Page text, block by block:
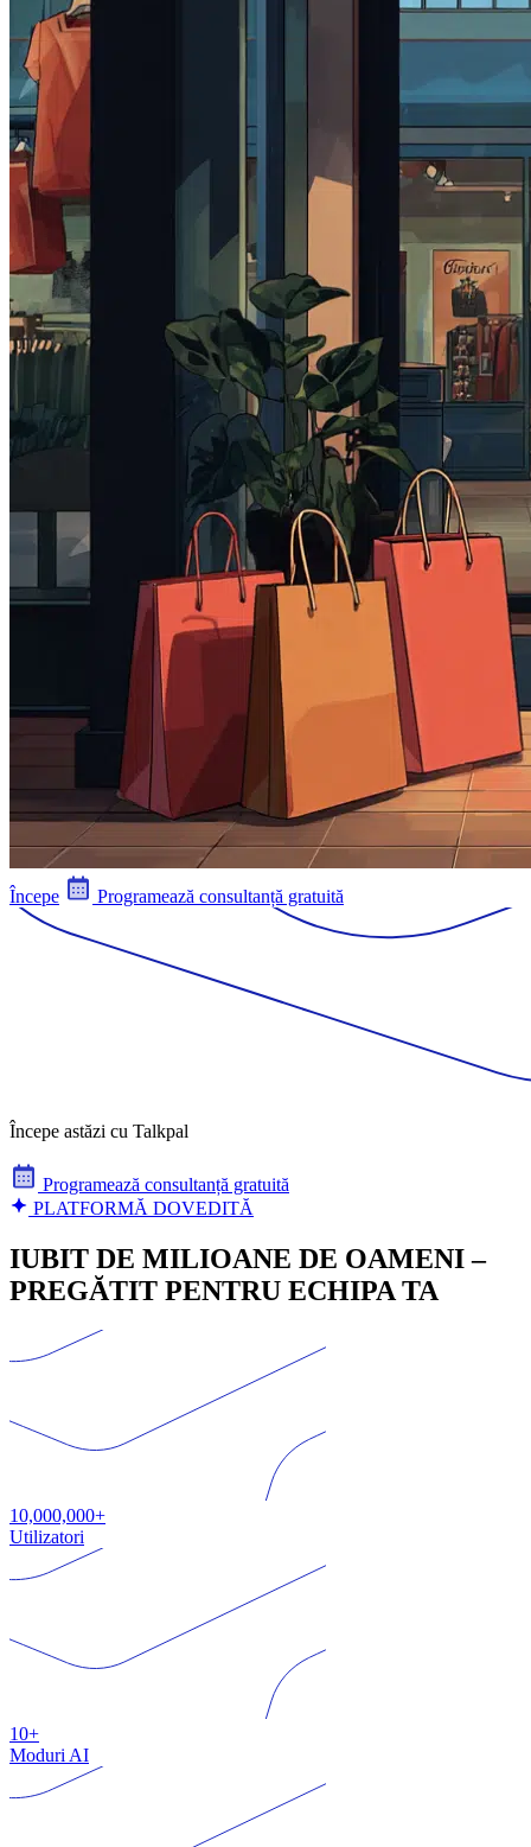
Începe Programează consultanță gratuită
Începe astăzi cu Talkpal
Programează consultanță gratuită
PLATFORMĂ DOVEDITĂ
IUBIT DE MILIOANE DE OAMENI –
PREGĂTIT PENTRU ECHIPA TA
10,000,000+
Utilizatori
10+
Moduri AI